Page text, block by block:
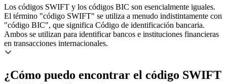
Los códigos SWIFT y los códigos BIC son esencialmente iguales.
El término "código SWIFT" se utiliza a menudo indistintamente con
"código BIC", que significa Código de identificación bancaria.
Ambos se utilizan para identificar bancos e instituciones financieras
en transacciones internacionales.
¿Cómo puedo encontrar el código SWIFT